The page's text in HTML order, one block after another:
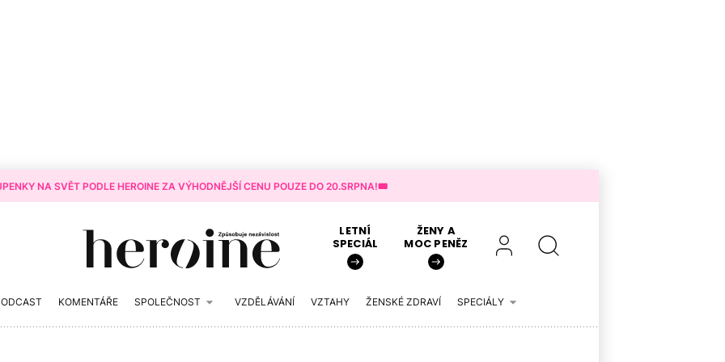
NA SVĚT PODLE HEROINE ZA VÝHODNĚJŠÍ CENU POUZE DO 20.SRPNA!🎟️
LETNÍ
SPECIÁL
ŽENY A
MOC PENĚZ
KOMENTÁŘE SPOLEČNOST VZDĚLÁVÁNÍ VZTAHY ŽENSKÉ ZDRAVÍ SPECIÁLY